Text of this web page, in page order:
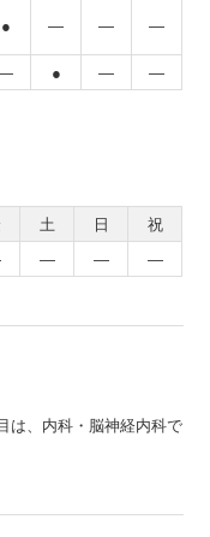
● ― ― ―
● ―
―
土 日
祝
― ― ―
は、内科・脳神経内科で